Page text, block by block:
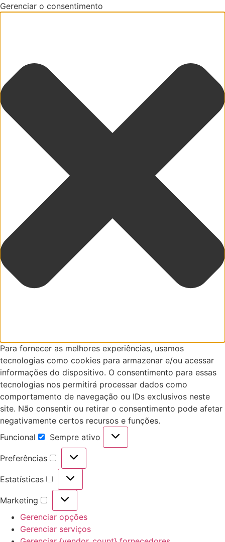
Gerenciar o consentimento
Para fornecer as melhores experiências, usamos
tecnologias como cookies para armazenar e/ou acessar
informações do dispositivo. O consentimento para essas
tecnologias nos permitirá processar dados como
comportamento de navegação ou IDs exclusivos neste
site. Não consentir ou retirar o consentimento pode afetar
negativamente certos recursos e funções.
Funcional
Funcional
Sempre ativo
Preferências
Preferências
Estatísticas
Estatísticas
Marketing
Marketing
Gerenciar opções
Gerenciar serviços